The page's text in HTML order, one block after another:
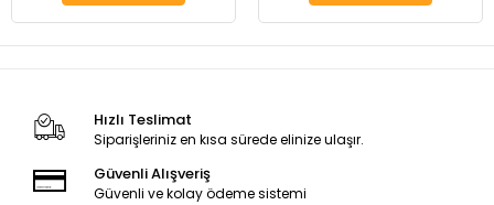
Hızlı Teslimat
Siparişleriniz en kısa sürede elinize ulaşır.
Güvenli Alışveriş
Güvenli ve kolay ödeme sistemi